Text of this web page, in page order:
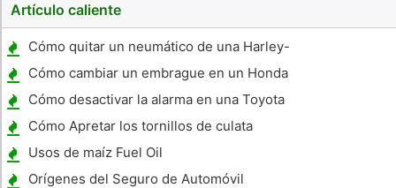
Artículo caliente
Cómo quitar un neumático de una Harley-
Davidson Ultra Classic
Cómo cambiar un embrague en un Honda
Cómo desactivar la alarma en una Toyota
Tundra 2000
Cómo Apretar los tornillos de culata
Usos de maíz Fuel Oil
Orígenes del Seguro de Automóvil